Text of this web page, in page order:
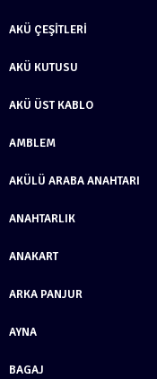
AKÜ ÇEŞITLERI
AKÜ KUTUSU
AKÜ ÜST KABLO
AMBLEM
AKÜLÜ ARABA ANAHTARI
ANAHTARLIK
ANAKART
ARKA PANJUR
AYNA
BAGAJ